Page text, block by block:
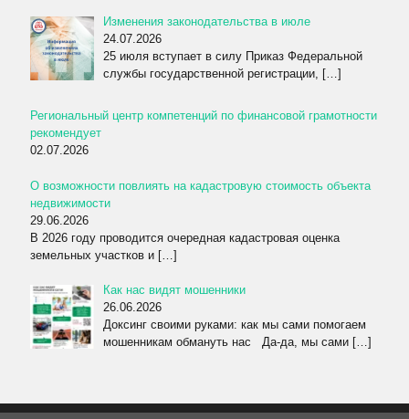
Изменения законодательства в июле
24.07.2026
25 июля вступает в силу Приказ Федеральной
службы государственной регистрации, […]
Региональный центр компетенций по финансовой грамотности
рекомендует
02.07.2026
О возможности повлиять на кадастровую стоимость объекта
недвижимости
29.06.2026
В 2026 году проводится очередная кадастровая оценка
земельных участков и […]
Как нас видят мошенники
26.06.2026
Доксинг своими руками: как мы сами помогаем
мошенникам обмануть нас Да-да, мы сами […]